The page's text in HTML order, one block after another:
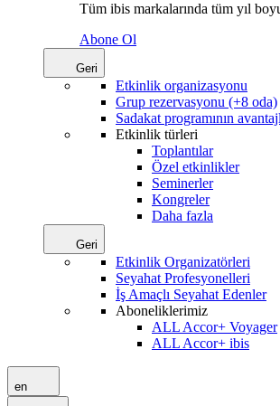
Tüm ibis markalarında tüm yıl
Abone Ol
Geri
Etkinlik organizasyonu
Grup rezervasyonu (+8 oda)
Sadakat programının
Etkinlik türleri
Toplantılar
Özel etkinlikler
Seminerler
Kongreler
Daha fazla
Geri
Etkinlik Organizatörleri
Seyahat Profesyonelleri
İş Amaçlı Seyahat Edenler
Aboneliklerimiz
ALL Accor+ Voyager
ALL Accor+ ibis
en